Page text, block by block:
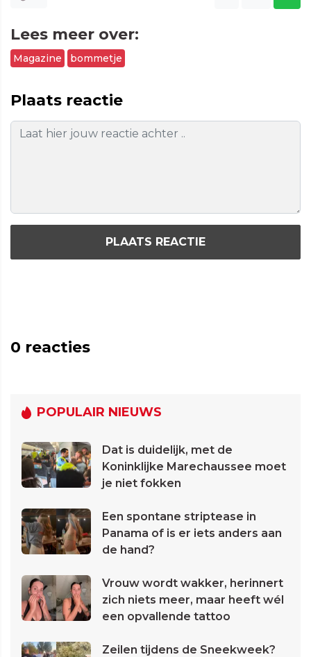
Lees meer over:
Magazine bommetje
Plaats reactie
PLAATS REACTIE
0 reacties
POPULAIR NIEUWS
Dat is duidelijk, met de
Koninklijke Marechaussee moet
je niet fokken
Een spontane striptease in
Panama of is er iets anders aan
de hand?
Vrouw wordt wakker, herinnert
zich niets meer, maar heeft wél
een opvallende tattoo
Zeilen tijdens de Sneekweek?